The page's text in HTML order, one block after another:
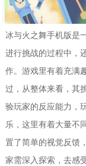
冰与火之舞手机版是
进行挑战的过程中，
作。游戏里有着充满
过，从整体来看，其
验玩家的反应能力，
乐，这里有着大量不
置了简单的视觉反馈
家需深入探索，去感